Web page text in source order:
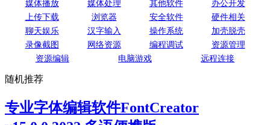
媒体播放 媒体处理 其他软件
办公开发
上传下载
浏览器 安全软件
硬件相关
聊天娱乐
汉字输入 操作系统
加壳脱壳
录像截图
网络资源 编程调试
资源管理
资源编辑
电脑游戏 远程连接
随机推荐
专业字体编辑软件FontCreator